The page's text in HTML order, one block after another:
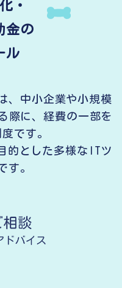
・
金の
ル
、中小企業や小規模
際に、経費の一部を
です。
的とした多様なITツ
す。